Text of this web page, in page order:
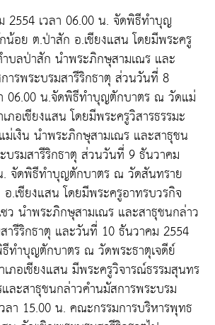
2554 เวลา 06.00 น. จัดพิธีทำบุญ
อย ต.ป่าสัก อ.เชียงแสน โดยมีพระครู
บลป่าสัก นำพระภิกษุสามเณร และ
ารพระบรมสารีริกธาตุ ส่วนวันที่ 8
06.00 น.จัดพิธีทำบุญตักบาตร ณ วัดแม่
ภอเชียงแสน โดยมีพระครูวิสารธรรมะ
เงิน นำพระภิกษุสามเณร และสาธุชน
บรมสารีริกธาตุ ส่วนวันที่ 9 ธันวาคม
. จัดพิธีทำบุญตักบาตร ณ วัดสันทราย
.เชียงแสน โดยมีพระครูอาทรบวรกิจ
ว นำพระภิกษุสามเณร และสาธุชนกล่าว
ารีริกธาตุ และวันที่ 10 ธันวาคม 2554
ทำบุญตักบาตร ณ วัดพระธาตุเจดีย์
ภอเชียงแสน มีพระครูวิจารณ์ธรรมสุนทร
ละสาธุชนกล่าวคำนมัสการพระบรม
ลา 15.00 น. คณะกรรมการบริหารพุทธ